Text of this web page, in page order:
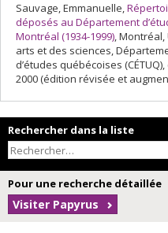
Sauvage, Emmanuelle,
déposés au Département
Montréal (1934-1999),
arts et des sciences,
d’études québécoises
2000 (édition révisée et
Rechercher dans la liste
Pour une recherche détaillée
Visiter Papyrus